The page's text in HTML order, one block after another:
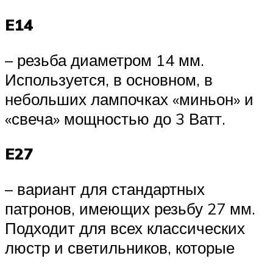
E14
– резьба диаметром 14 мм.
Используется, в основном, в
небольших лампочках «миньон» и
«свеча» мощностью до 3 Ватт.
E27
– вариант для стандартных
патронов, имеющих резьбу 27 мм.
Подходит для всех классических
люстр и светильников, которые